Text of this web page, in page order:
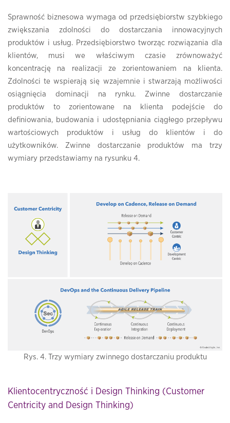
Sprawność biznesowa wymaga od przedsiębiorstw szybkiego
zwiększania zdolności do dostarczania innowacyjnych
produktów i usług. Przedsiębiorstwo tworząc rozwiązania dla
klientów, musi we właściwym czasie zrównoważyć
koncentrację na realizacji ze zorientowaniem na klienta.
Zdolności te wspierają się wzajemnie i stwarzają możliwości
osiągnięcia dominacji na rynku. Zwinne dostarczanie
produktów to zorientowane na klienta podejście do
definiowania, budowania i udostępniania ciągłego przepływu
wartościowych produktów i usług do klientów i do
użytkowników. Zwinne dostarczanie produktów ma trzy
wymiary przedstawiamy na rysunku 4.
Rys. 4. Trzy wymiary zwinnego dostarczaniu produktu
Klientocentryczność i Design Thinking (Customer
Centricity and Design Thinking)